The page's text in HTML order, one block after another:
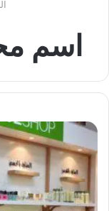
اسم